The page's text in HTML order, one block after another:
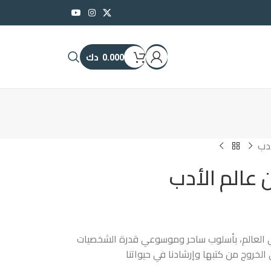
0.000 دك
الأدب
العالم، بأسلوب ساحر وموسوعي قدرة الشخصيات
من كتبها وإرشادنا في حيواتنا